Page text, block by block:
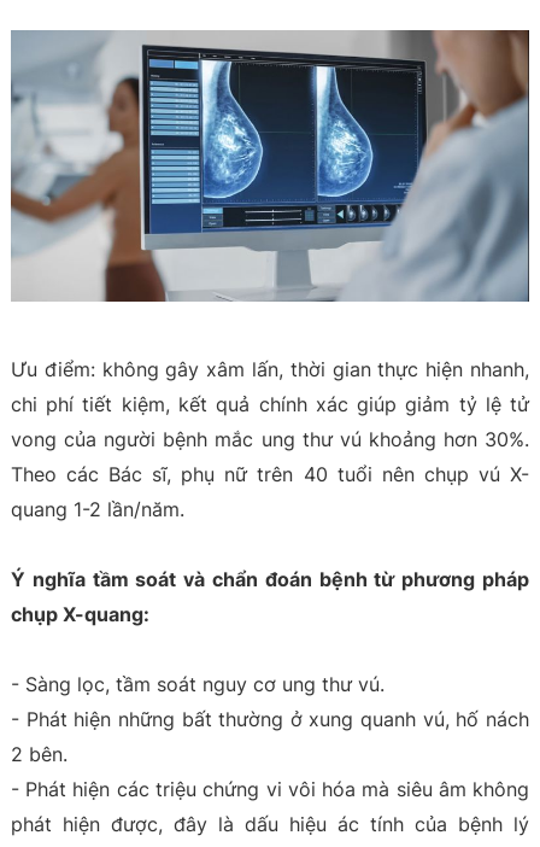
Ưu điểm: không gây xâm lấn, thời gian thực hiện nhanh,
chi phí tiết kiệm, kết quả chính xác giúp giảm tỷ lệ tử
vong của người bệnh mắc ung thư vú khoảng hơn 30%.
Theo các Bác sĩ, phụ nữ trên 40 tuổi nên chụp vú X-
quang 1-2 lần/năm.
Ý nghĩa tầm soát và chẩn đoán bệnh từ phương pháp
chụp X-quang:
- Sàng lọc, tầm soát nguy cơ ung thư vú.
- Phát hiện những bất thường ở xung quanh vú, hố nách
2 bên.
- Phát hiện các triệu chứng vi vôi hóa mà siêu âm không
phát hiện được, đây là dấu hiệu ác tính của bệnh lý